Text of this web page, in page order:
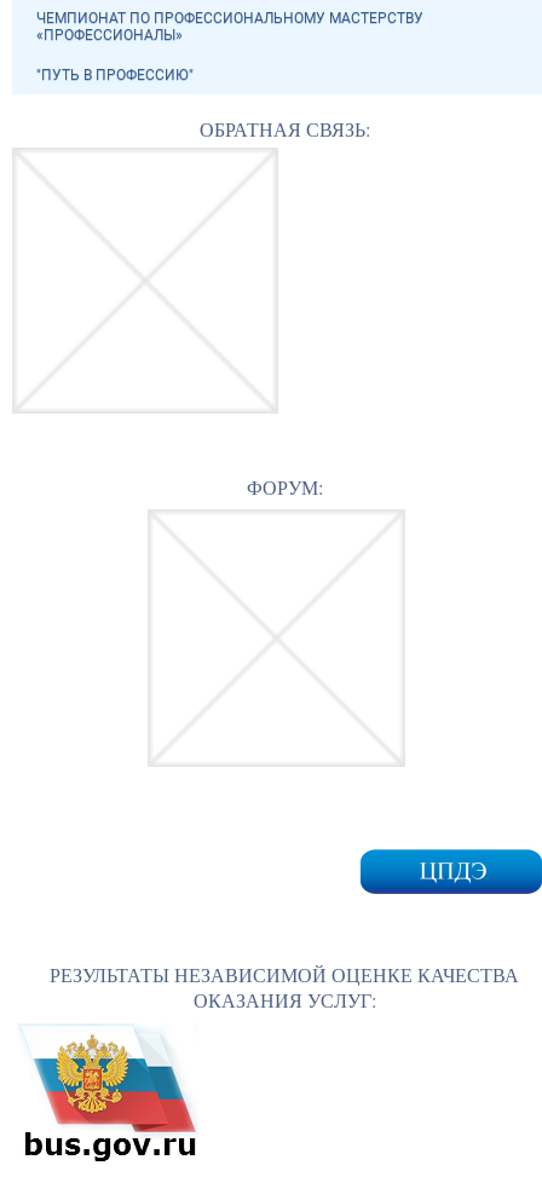
ЧЕМПИОНАТ ПО ПРОФЕССИОНАЛЬНОМУ МАСТЕРСТВУ
«ПРОФЕССИОНАЛЫ»
"ПУТЬ В ПРОФЕССИЮ"
ОБРАТНАЯ СВЯЗЬ:
ФОРУМ:
РЕЗУЛЬТАТЫ НЕЗАВИСИМОЙ ОЦЕНКЕ КАЧЕСТВА
ОКАЗАНИЯ УСЛУГ: